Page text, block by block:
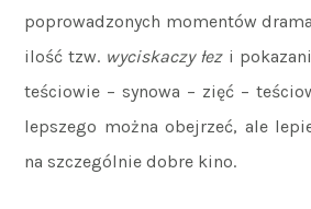
poprowadzonych momentów
ilość tzw. wyciskaczy łez i
teściowie – synowa – zięć –
lepszego można obejrzeć, ale
na szczególnie dobre kino.